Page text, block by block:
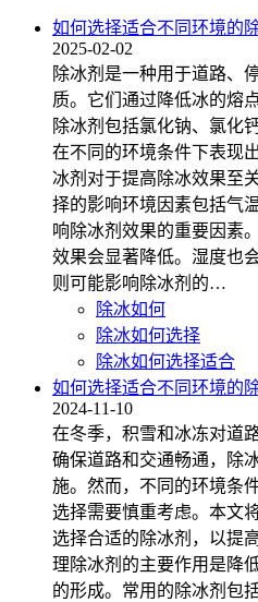
如何选择适合不同环境的
2025-02-02
除冰剂是一种用于道路、
质。它们通过降低冰的熔
除冰剂包括氯化钠、氯化
在不同的环境条件下表现
冰剂对于提高除冰效果至
择的影响环境因素包括气
响除冰剂效果的重要因素
效果会显著降低。湿度也
则可能影响除冰剂的…
除冰如何
除冰如何选择
除冰如何选择适合
如何选择适合不同环境的
2024-11-10
在冬季，积雪和冰冻对道
确保道路和交通畅通，除
施。然而，不同的环境条
选择需要慎重考虑。本文
选择合适的除冰剂，以提
理除冰剂的主要作用是降
的形成。常用的除冰剂包